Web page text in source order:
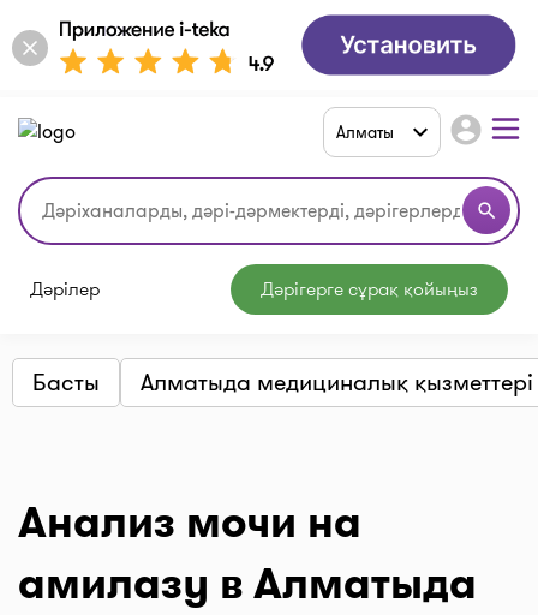
search
Алматы account_circle
Дәрілер Дәрігерге сұрақ қойыңыз
Басты Алматыда медициналық қызметтері
Анализ мочи на
амилазу в Алматыда